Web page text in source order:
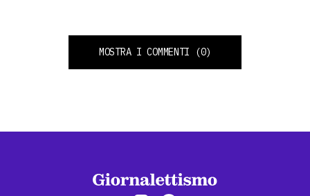
MOSTRA I COMMENTI (0)